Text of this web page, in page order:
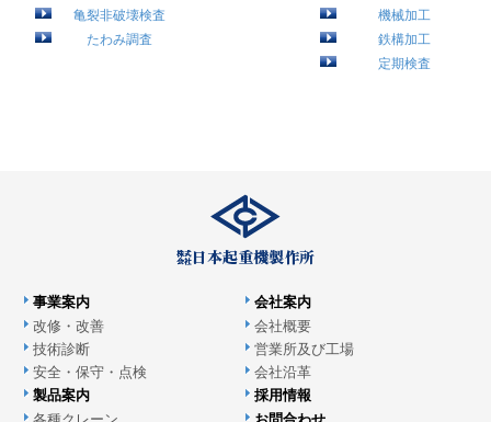
亀裂非破壊検査
たわみ調査
機械加工
鉄構加工
定期検査
事業案内
改修・改善
技術診断
安全・保守・点検
製品案内
会社案内
会社概要
営業所及び工場
会社沿革
採用情報